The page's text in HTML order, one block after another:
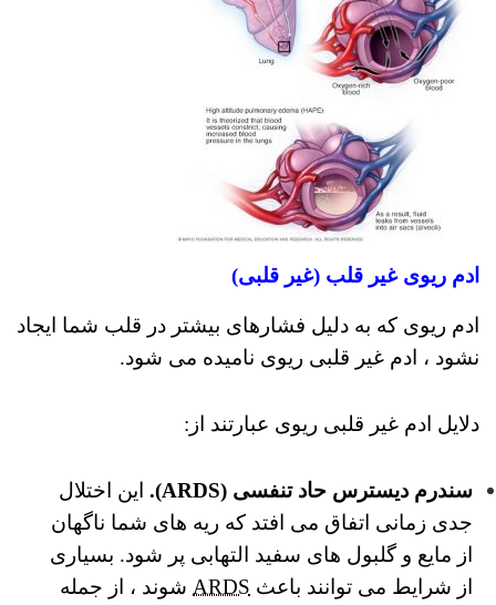
ادم ریوی غیر قلب (غیر قلبی)
ادم ریوی که به دلیل فشارهای بیشتر در قلب شما ایجاد
نشود ، ادم غیر قلبی ریوی نامیده می شود.
دلایل ادم غیر قلبی ریوی عبارتند از:
سندرم دیسترس حاد تنفسی (ARDS).
این اختلال
جدی زمانی اتفاق می افتد که ریه های شما ناگهان
از مایع و گلبول های سفید التهابی پر شود. بسیاری
از شرایط می توانند باعث ARDS شوند ، از جمله